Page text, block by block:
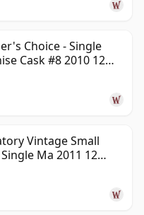
Choice - Single
Cask #8 2010 12
Vintage Small
Ma 2011 12